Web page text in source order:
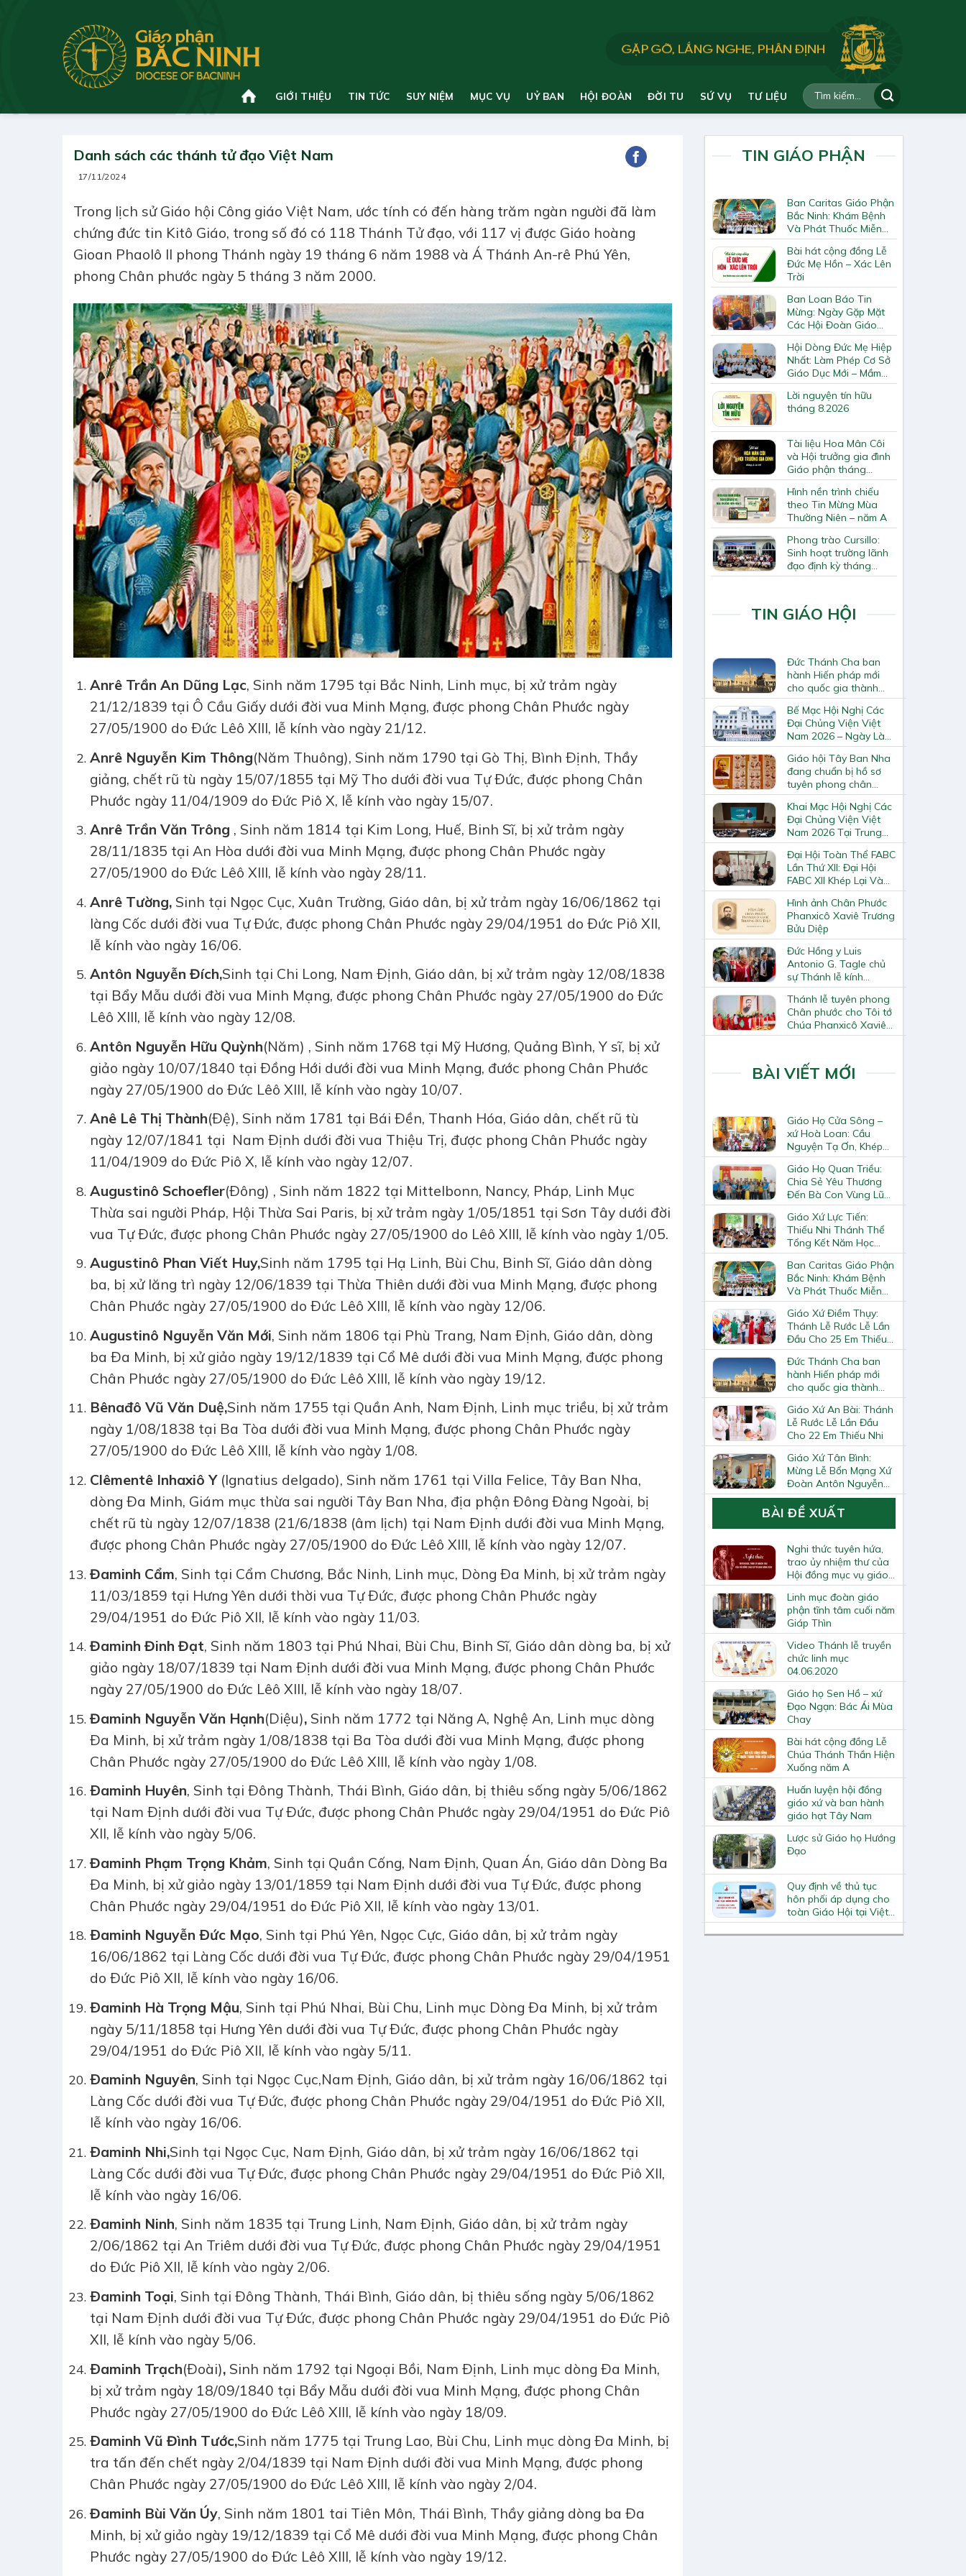
GIỚI THIỆU TIN TỨC SUY NIỆM MỤC VỤ UỶ BAN HỘI ĐOÀN ĐỜI TU SỨ VỤ TƯ LIỆU
Danh sách các thánh tử đạo Việt Nam
17/11/2024
Trong lịch sử Giáo hội Công giáo Việt Nam, ước tính có đến hàng trăm ngàn người đã làm
chứng đức tin Kitô Giáo, trong số đó có 118 Thánh Tử đạo, với 117 vị được Giáo hoàng
Gioan Phaolô II phong Thánh ngày 19 tháng 6 năm 1988 và Á Thánh An-rê Phú Yên,
phong Chân phước ngày 5 tháng 3 năm 2000.
Anrê Trần An Dũng Lạc, Sinh năm 1795 tại Bắc Ninh, Linh mục, bị xử trảm ngày
21/12/1839 tại Ô Cầu Giấy dưới đời vua Minh Mạng, được phong Chân Phước ngày
27/05/1900 do Ðức Lêô XIII, lễ kính vào ngày 21/12.
Anrê Nguyễn Kim Thông(Năm Thuông), Sinh năm 1790 tại Gò Thị, Bình Ðịnh, Thầy
giảng, chết rũ tù ngày 15/07/1855 tại Mỹ Tho dưới đời vua Tự Ðức, được phong Chân
Phước ngày 11/04/1909 do Ðức Piô X, lễ kính vào ngày 15/07.
Anrê Trần Văn Trông , Sinh năm 1814 tại Kim Long, Huế, Binh Sĩ, bị xử trảm ngày
28/11/1835 tại An Hòa dưới đời vua Minh Mạng, được phong Chân Phước ngày
27/05/1900 do Ðức Lêô XIII, lễ kính vào ngày 28/11.
Anrê Tường,Sinh tại Ngọc Cục, Xuân Trường, Giáo dân, bị xử trảm ngày 16/06/1862 tại
làng Cốc dưới đời vua Tự Ðức, được phong Chân Phước ngày 29/04/1951 do Ðức Piô XII,
lễ kính vào ngày 16/06.
Antôn Nguyễn Đích,Sinh tại Chi Long, Nam Ðịnh, Giáo dân, bị xử trảm ngày 12/08/1838
tại Bẩy Mẫu dưới đời vua Minh Mạng, được phong Chân Phước ngày 27/05/1900 do Ðức
Lêô XIII, lễ kính vào ngày 12/08.
Antôn Nguyễn Hữu Quỳnh(Năm) , Sinh năm 1768 tại Mỹ Hương, Quảng Bình, Y sĩ, bị xử
giảo ngày 10/07/1840 tại Ðồng Hới dưới đời vua Minh Mạng, đước phong Chân Phước
ngày 27/05/1900 do Ðức Lêô XIII, lễ kính vào ngày 10/07.
Anê Lê Thị Thành(Ðệ), Sinh năm 1781 tại Bái Ðền, Thanh Hóa, Giáo dân, chết rũ tù
ngày 12/07/1841 tại Nam Ðịnh dưới đời vua Thiệu Trị, được phong Chân Phước ngày
11/04/1909 do Ðức Piô X, lễ kính vào ngày 12/07.
Augustinô Schoefler(Ðông) , Sinh năm 1822 tại Mittelbonn, Nancy, Pháp, Linh Mục
Thừa sai người Pháp, Hội Thừa Sai Paris, bị xử trảm ngày 1/05/1851 tại Sơn Tây dưới đời
vua Tự Ðức, được phong Chân Phước ngày 27/05/1900 do Lêô XIII, lễ kính vào ngày 1/05.
Augustinô Phan Viết Huy,Sinh năm 1795 tại Hạ Linh, Bùi Chu, Binh Sĩ, Giáo dân dòng
ba, bị xử lăng trì ngày 12/06/1839 tại Thừa Thiên dưới đời vua Minh Mạng, được phong
Chân Phước ngày 27/05/1900 do Ðức Lêô XIII, lễ kính vào ngày 12/06.
Augustinô Nguyễn Văn Mới, Sinh năm 1806 tại Phù Trang, Nam Ðịnh, Giáo dân, dòng
ba Ða Minh, bị xử giảo ngày 19/12/1839 tại Cổ Mê dưới đời vua Minh Mạng, được phong
Chân Phước ngày 27/05/1900 do Ðức Lêô XIII, lễ kính vào ngày 19/12.
Bênađô Vũ Văn Duệ,Sinh năm 1755 tại Quần Anh, Nam Ðịnh, Linh mục triều, bị xử trảm
ngày 1/08/1838 tại Ba Tòa dưới đời vua Minh Mạng, được phong Chân Phước ngày
27/05/1900 do Ðức Lêô XIII, lễ kính vào ngày 1/08.
Clêmentê Inhaxiô Y(Ignatius delgado), Sinh năm 1761 tại Villa Felice, Tây Ban Nha,
dòng Ða Minh, Giám mục thừa sai người Tây Ban Nha, địa phận Ðông Ðàng Ngoài, bị
chết rũ tù ngày 12/07/1838 (21/6/1838 (âm lịch) tại Nam Ðịnh dưới đời vua Minh Mạng,
được phong Chân Phước ngày 27/05/1900 do Ðức Lêô XIII, lễ kính vào ngày 12/07.
Đaminh Cẩm, Sinh tại Cẩm Chương, Bắc Ninh, Linh mục, Dòng Ða Minh, bị xử trảm ngày
11/03/1859 tại Hưng Yên dưới thời vua Tự Ðức, được phong Chân Phước ngày
29/04/1951 do Ðức Piô XII, lễ kính vào ngày 11/03.
Đaminh Đinh Đạt, Sinh năm 1803 tại Phú Nhai, Bùi Chu, Binh Sĩ, Giáo dân dòng ba, bị xử
giảo ngày 18/07/1839 tại Nam Ðịnh dưới đời vua Minh Mạng, được phong Chân Phước
ngày 27/05/1900 do Ðức Lêô XIII, lễ kính vào ngày 18/07.
Đaminh Nguyễn Văn Hạnh(Diệu),Sinh năm 1772 tại Năng A, Nghệ An, Linh mục dòng
Ða Minh, bị xử trảm ngày 1/08/1838 tại Ba Tòa dưới đời vua Minh Mạng, được phong
Chân Phước ngày 27/05/1900 do Ðức Lêô XIII, lễ kính vào ngày 1/08.
Ðaminh Huyên, Sinh tại Ðông Thành, Thái Bình, Giáo dân, bị thiêu sống ngày 5/06/1862
tại Nam Ðịnh dưới đời vua Tự Ðức, được phong Chân Phước ngày 29/04/1951 do Ðức Piô
XII, lễ kính vào ngày 5/06.
Đaminh Phạm Trọng Khảm, Sinh tại Quần Cống, Nam Ðịnh, Quan Án, Giáo dân Dòng Ba
Ða Minh, bị xử giảo ngày 13/01/1859 tại Nam Ðịnh dưới đời vua Tự Ðức, được phong
Chân Phước ngày 29/04/1951 do Ðức Piô XII, lễ kính vào ngày 13/01.
Ðaminh Nguyễn Ðức Mạo, Sinh tại Phú Yên, Ngọc Cực, Giáo dân, bị xử trảm ngày
16/06/1862 tại Làng Cốc dưới đời vua Tự Ðức, được phong Chân Phước ngày 29/04/1951
do Ðức Piô XII, lễ kính vào ngày 16/06.
Ðaminh Hà Trọng Mậu, Sinh tại Phú Nhai, Bùi Chu, Linh mục Dòng Ða Minh, bị xử trảm
ngày 5/11/1858 tại Hưng Yên dưới đời vua Tự Ðức, được phong Chân Phước ngày
29/04/1951 do Ðức Piô XII, lễ kính vào ngày 5/11.
Ðaminh Nguyên, Sinh tại Ngọc Cục,Nam Ðịnh, Giáo dân, bị xử trảm ngày 16/06/1862 tại
Làng Cốc dưới đời vua Tự Ðức, được phong Chân Phước ngày 29/04/1951 do Ðức Piô XII,
lễ kính vào ngày 16/06.
Ðaminh Nhi,Sinh tại Ngọc Cục, Nam Ðịnh, Giáo dân, bị xử trảm ngày 16/06/1862 tại
Làng Cốc dưới đời vua Tự Ðức, được phong Chân Phước ngày 29/04/1951 do Ðức Piô XII,
lễ kính vào ngày 16/06.
Ðaminh Ninh, Sinh năm 1835 tại Trung Linh, Nam Ðịnh, Giáo dân, bị xử trảm ngày
2/06/1862 tại An Triêm dưới đời vua Tự Ðức, được phong Chân Phước ngày 29/04/1951
do Ðức Piô XII, lễ kính vào ngày 2/06.
Ðaminh Toại, Sinh tại Ðông Thành, Thái Bình, Giáo dân, bị thiêu sống ngày 5/06/1862
tại Nam Ðịnh dưới đời vua Tự Ðức, được phong Chân Phước ngày 29/04/1951 do Ðức Piô
XII, lễ kính vào ngày 5/06.
Ðaminh Trạch(Ðoài),Sinh năm 1792 tại Ngoại Bồi, Nam Ðịnh, Linh mục dòng Ða Minh,
bị xử trảm ngày 18/09/1840 tại Bẩy Mẫu dưới đời vua Minh Mạng, được phong Chân
Phước ngày 27/05/1900 do Ðức Lêô XIII, lễ kính vào ngày 18/09.
Ðaminh Vũ Đình Tước,Sinh năm 1775 tại Trung Lao, Bùi Chu, Linh mục dòng Ða Minh, bị
tra tấn đến chết ngày 2/04/1839 tại Nam Ðịnh dưới đời vua Minh Mạng, được phong
Chân Phước ngày 27/05/1900 do Ðức Lêô XIII, lễ kính vào ngày 2/04.
Đaminh Bùi Văn Úy, Sinh năm 1801 tai Tiên Môn, Thái Bình, Thầy giảng dòng ba Ða
Minh, bị xử giảo ngày 19/12/1839 tại Cổ Mê dưới đời vua Minh Mạng, được phong Chân
Phước ngày 27/05/1900 do Ðức Lêô XIII, lễ kính vào ngày 19/12.
TIN GIÁO PHẬN
Ban Caritas Giáo Phận
Bắc Ninh: Khám Bệnh
Và Phát Thuốc Miễn
Phí Tại Giáo Xứ Đồng
Chương
Bài hát cộng đồng Lễ
Đức Mẹ Hồn – Xác Lên
Trời
Ban Loan Báo Tin
Mừng: Ngày Gặp Mặt
Các Hội Đoàn Giáo
Hạt Bắc Giang
Hội Dòng Đức Mẹ Hiệp
Nhất: Làm Phép Cơ Sở
Giáo Dục Mới – Mầm
Non Thiên Ân
Lời nguyện tín hữu
tháng 8.2026
Tài liệu Hoa Mân Côi
và Hội trưởng gia đình
Giáo phận tháng
8.2026
Hình nền trình chiếu
theo Tin Mừng Mùa
Thường Niên – năm A
Phong trào Cursillo:
Sinh hoạt trường lãnh
đạo định kỳ tháng
7/2026
TIN GIÁO HỘI
Đức Thánh Cha ban
hành Hiến pháp mới
cho quốc gia thành
Vatican
Bế Mạc Hội Nghị Các
Đại Chủng Viện Việt
Nam 2026 – Ngày Làm
Việc Cuối Cùng
Giáo hội Tây Ban Nha
đang chuẩn bị hồ sơ
tuyên phong chân
phước và phong thánh
cho 3.344 vị
Khai Mạc Hội Nghị Các
Đại Chủng Viện Việt
Nam 2026 Tại Trung
Tâm Mục Vụ Giáo
Phận Vinh
Đại Hội Toàn Thể FABC
Lần Thứ XII: Đại Hội
FABC XII Khép Lại Và
Mở Ra Một Hành Trình
Mới Cho Giáo Hội Tại
Châu Á
Hình ảnh Chân Phước
Phanxicô Xaviê Trương
Bửu Diệp
Đức Hồng y Luis
Antonio G. Tagle chủ
sự Thánh lễ kính
Thánh Tô-ma Tông đồ
tại Nhà thờ Chính tòa
Hà Nội
Thánh lễ tuyên phong
Chân phước cho Tôi tớ
Chúa Phanxicô Xaviê
Trương Bửu Diệp
BÀI VIẾT MỚI
Giáo Họ Cửa Sông –
xứ Hoà Loan: Cầu
Nguyện Tạ Ơn, Khép
Lại Khóa Huấn Luyện
Giáo Lý Viên Cấp II
Giáo Họ Quan Triều:
Chia Sẻ Yêu Thương
Đến Bà Con Vùng Lũ
Lai Châu
Giáo Xứ Lực Tiến:
Thiếu Nhi Thánh Thể
Tổng Kết Năm Học
Giáo Lý
Ban Caritas Giáo Phận
Bắc Ninh: Khám Bệnh
Và Phát Thuốc Miễn
Phí Tại Giáo Xứ Đồng
Chương
Giáo Xứ Điềm Thụy:
Thánh Lễ Rước Lễ Lần
Đầu Cho 25 Em Thiếu
Nhi
Đức Thánh Cha ban
hành Hiến pháp mới
cho quốc gia thành
Vatican
Giáo Xứ An Bài: Thánh
Lễ Rước Lễ Lần Đầu
Cho 22 Em Thiếu Nhi
Giáo Xứ Tân Bình:
Mừng Lễ Bổn Mạng Xứ
Đoàn Antôn Nguyễn
Tiến Đích Và Bế Giảng
Năm Học Giáo Lý
BÀI ĐỀ XUẤT
Nghi thức tuyên hứa,
trao ủy nhiệm thư của
Hội đồng mục vụ giáo
xứ và Ban hành giáo
Linh mục đoàn giáo
phận tĩnh tâm cuối năm
Giáp Thìn
Video Thánh lễ truyền
chức linh mục
04.06.2020
Giáo họ Sen Hồ – xứ
Đạo Ngạn: Bác Ái Mùa
Chay
Bài hát cộng đồng Lễ
Chúa Thánh Thần Hiện
Xuống năm A
Huấn luyện hội đồng
giáo xứ và ban hành
giáo hạt Tây Nam
Lược sử Giáo họ Hướng
Đạo
Quy định về thủ tục
hôn phối áp dụng cho
toàn Giáo Hội tại Việt
Nam